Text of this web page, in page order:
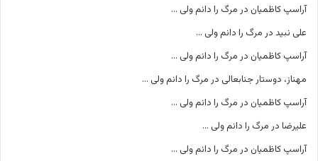
آراسپ کاظمیان در مرگ را دانم ولی …
علی نبید در مرگ را دانم ولی …
آراسپ کاظمیان در مرگ را دانم ولی …
مهناز، دوستار جنابعالی در مرگ را دانم ولی …
آراسپ کاظمیان در مرگ را دانم ولی …
علیرضا در مرگ را دانم ولی …
آراسپ کاظمیان در مرگ را دانم ولی …